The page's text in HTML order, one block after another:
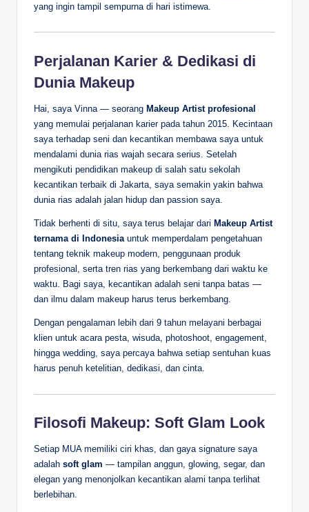
yang ingin tampil sempurna di hari istimewa.
Perjalanan Karier & Dedikasi di
Dunia Makeup
Hai, saya Vinna — seorang Makeup Artist profesional
yang memulai perjalanan karier pada tahun 2015. Kecintaan
saya terhadap seni dan kecantikan membawa saya untuk
mendalami dunia rias wajah secara serius. Setelah
mengikuti pendidikan makeup di salah satu sekolah
kecantikan terbaik di Jakarta, saya semakin yakin bahwa
dunia rias adalah jalan hidup dan passion saya.
Tidak berhenti di situ, saya terus belajar dari Makeup Artist
ternama di Indonesia untuk memperdalam pengetahuan
tentang teknik makeup modern, penggunaan produk
profesional, serta tren rias yang berkembang dari waktu ke
waktu. Bagi saya, kecantikan adalah seni tanpa batas —
dan ilmu dalam makeup harus terus berkembang.
Dengan pengalaman lebih dari 9 tahun melayani berbagai
klien untuk acara pesta, wisuda, photoshoot, engagement,
hingga wedding, saya percaya bahwa setiap sentuhan kuas
harus penuh ketelitian, dedikasi, dan cinta.
Filosofi Makeup: Soft Glam Look
Setiap MUA memiliki ciri khas, dan gaya signature saya
adalah soft glam — tampilan anggun, glowing, segar, dan
elegan yang menonjolkan kecantikan alami tanpa terlihat
berlebihan.